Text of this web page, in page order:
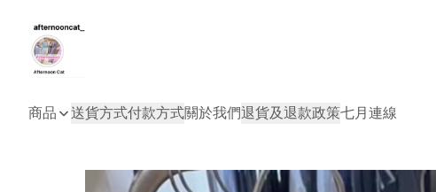
商品 送貨方式付款方式關於我們退貨及退款政策七月連線